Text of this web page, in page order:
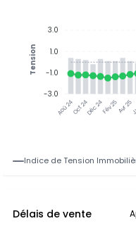
Aoû 24Oct 24Déc 24Fév 25Avr 25
3.0
1.0
-1.0
-3.0
Tension
Indice de Tension
Délais de vente